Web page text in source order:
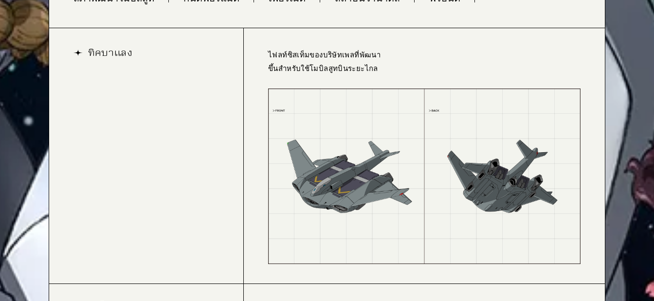
ทิคบาแลง
ไฟลท์ซิสเท็มของบริษัทเพลที่พัฒนา
ขึ้นสำหรับใช้โมบิลสูทบินระยะไกล